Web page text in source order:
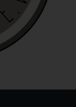
angesehen, die
Zuordnung zu
Kennnummer,
oder zu
die
genetischen,